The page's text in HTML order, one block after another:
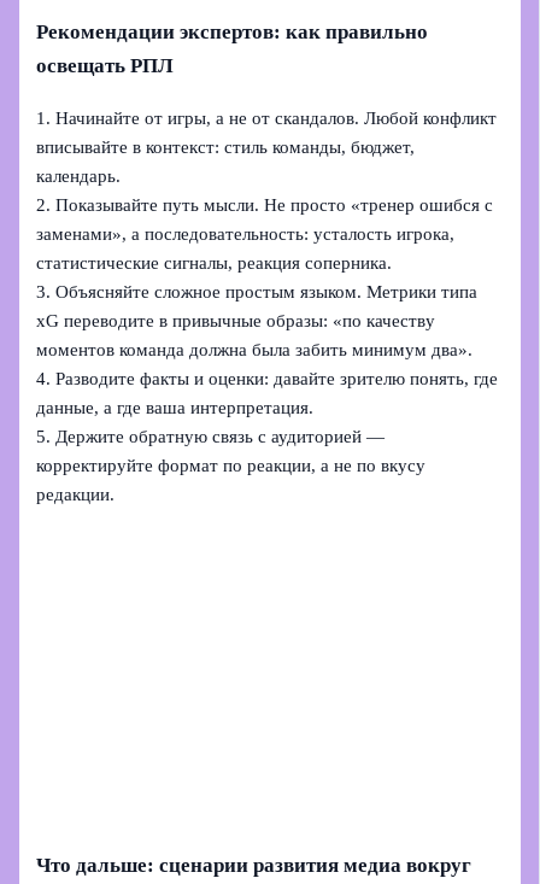
Рекомендации экспертов: как правильно
освещать РПЛ
1. Начинайте от игры, а не от скандалов. Любой конфликт
вписывайте в контекст: стиль команды, бюджет,
календарь.
2. Показывайте путь мысли. Не просто «тренер ошибся с
заменами», а последовательность: усталость игрока,
статистические сигналы, реакция соперника.
3. Объясняйте сложное простым языком. Метрики типа
xG переводите в привычные образы: «по качеству
моментов команда должна была забить минимум два».
4. Разводите факты и оценки: давайте зрителю понять, где
данные, а где ваша интерпретация.
5. Держите обратную связь с аудиторией —
корректируйте формат по реакции, а не по вкусу
редакции.
Что дальше: сценарии развития медиа вокруг